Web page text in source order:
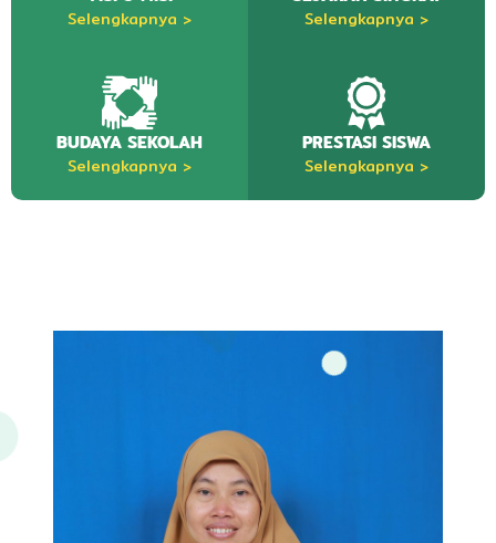
r
i
p
Selengkapnya > Selengkapnya >
BUDAYA SEKOLAH
Selengkapnya >
PRESTASI SISWA
Selengkapnya >